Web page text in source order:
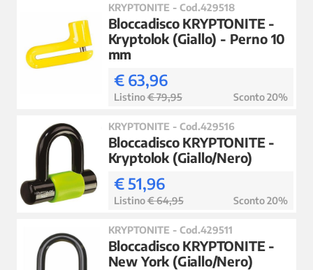
KRYPTONITE - Cod.429518
Bloccadisco KRYPTONITE -
Kryptolok (Giallo) - Perno 10
mm
€ 63,96
Listino€ 79,95 Sconto 20%
KRYPTONITE - Cod.429516
Bloccadisco KRYPTONITE -
Kryptolok (Giallo/Nero)
€ 51,96
Listino€ 64,95 Sconto 20%
KRYPTONITE - Cod.429511
Bloccadisco KRYPTONITE -
New York (Giallo/Nero)